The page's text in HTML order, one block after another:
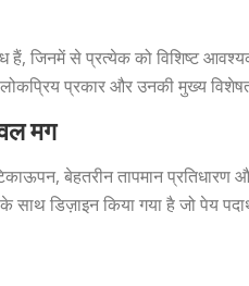
हैं, जिनमें से प्रत्येक को विशिष्ट
प्रकार और उनकी मुख्य
मग
बेहतरीन तापमान प्रतिधारण
डिज़ाइन किया गया है जो पेय